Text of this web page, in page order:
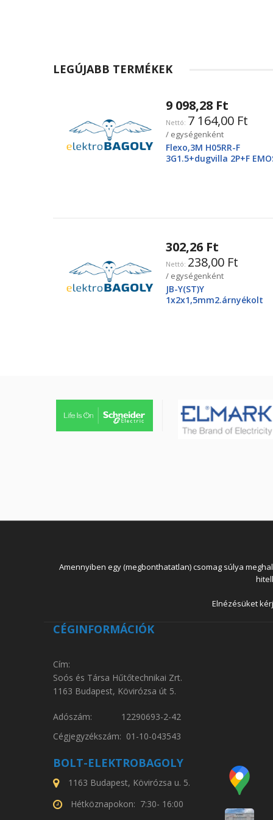
LEGÚJABB TERMÉKEK
9 098,28 Ft
7 164,00 Ft
/ egységenként
Flexo,3M H05RR-F
3G1.5+dugvilla 2P+F
302,26 Ft
238,00 Ft
/ egységenként
JB-Y(ST)Y
1x2x1,5mm2.árnyékolt
Amennyiben egy (megbonthatatlan) csomag súlya
Elnézésüket
CÉGINFORMÁCIÓK
Cím:
Soós és Társa Hűtőtechnikai Zrt.
1163 Budapest, Kövirózsa út 5.
Adószám: 12290693-2-42
Cégjegyzékszám: 01-10-043543
BOLT-ELEKTROBAGOLY
1163 Budapest, Kövirózsa u. 5.
Hétköznapokon: 7:30- 16:00